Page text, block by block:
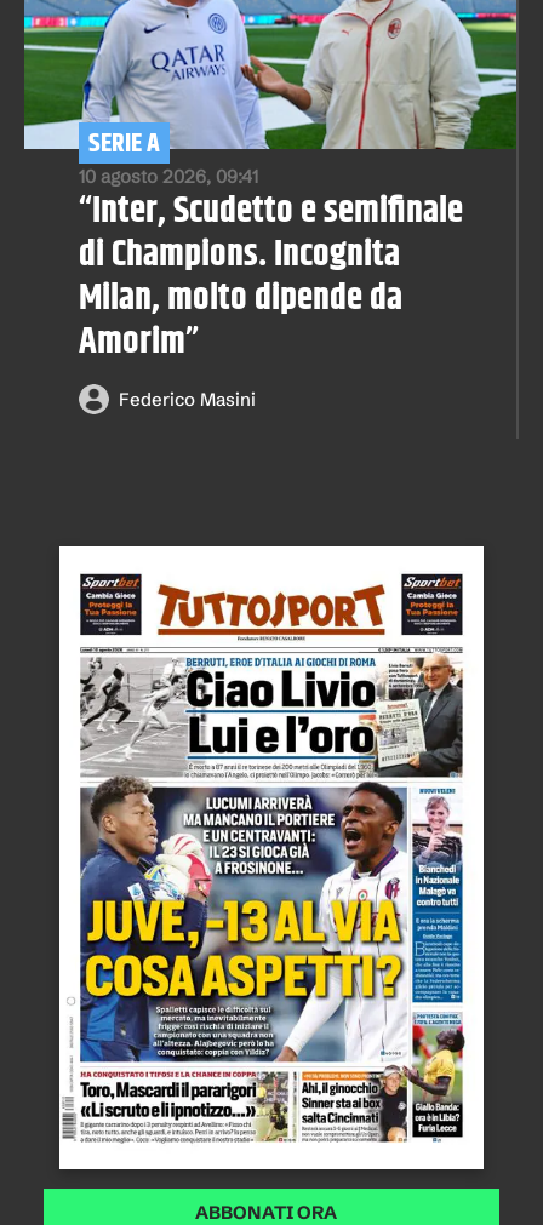
10 agosto 2026, 09:41
SERIE A
“Inter, Scudetto e semifinale
di Champions. Incognita
Milan, molto dipende da
Amorim”
Federico Masini
ABBONATI ORA